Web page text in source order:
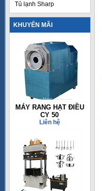
Tủ lạnh Sharp
KHUYẾN MÃI
MÁY RANG HẠT ĐIỀU
CY 50
Liên hệ